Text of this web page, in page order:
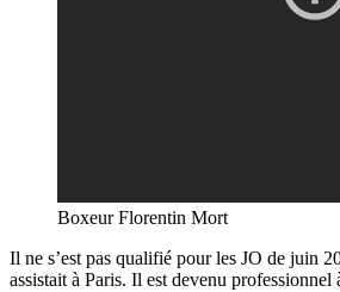
Boxeur Florentin Mort
Il ne s’est pas qualifié pour les JO de juin
assistait à Paris. Il est devenu